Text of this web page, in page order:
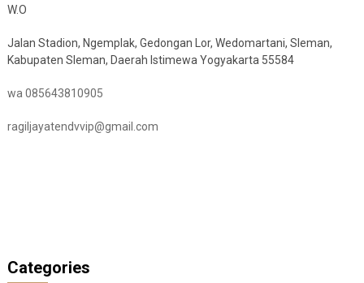
W.O
Jalan Stadion, Ngemplak, Gedongan Lor, Wedomartani, Sleman,
Kabupaten Sleman, Daerah Istimewa Yogyakarta 55584
wa 085643810905
ragiljayatendvvip@gmail.com
Categories